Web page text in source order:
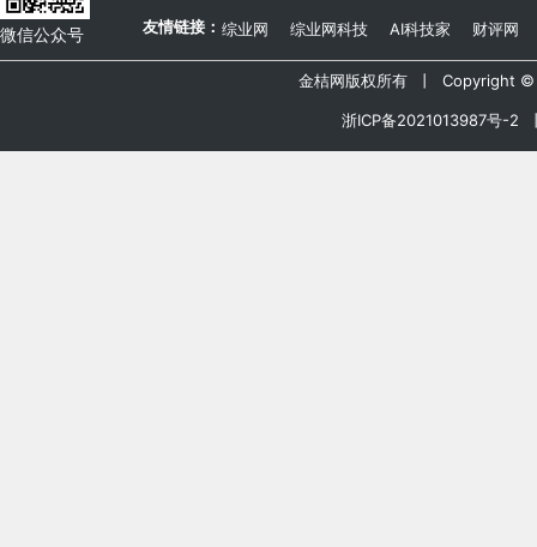
微信公众号 友情链接： 综业网 综业网科技 AI科技家 财评网
金桔网版权所有 丨 Copyright ©
浙ICP备2021013987号-2